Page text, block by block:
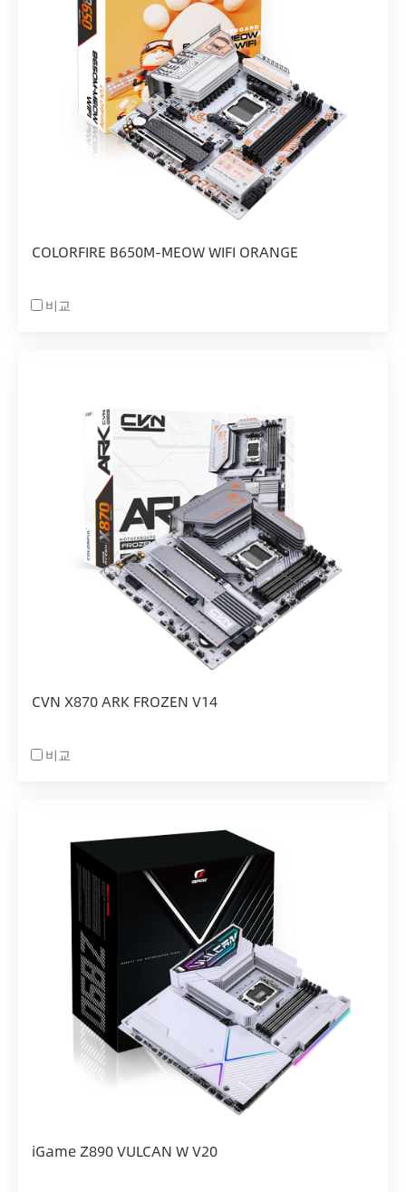
COLORFIRE B650M-MEOW WIFI ORANGE
비교
CVN X870 ARK FROZEN V14
비교
iGame Z890 VULCAN W V20